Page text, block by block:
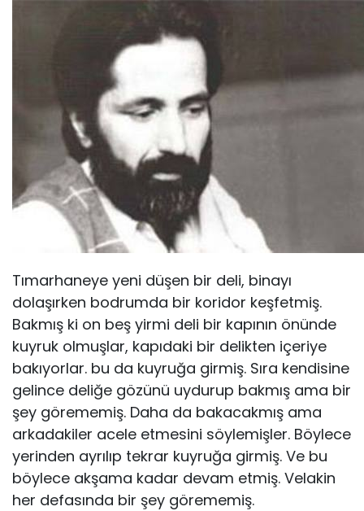
Tımarhaneye yeni düşen bir deli, binayı
dolaşırken bodrumda bir koridor keşfetmiş.
Bakmış ki on beş yirmi deli bir kapının önünde
kuyruk olmuşlar, kapıdaki bir delikten içeriye
bakıyorlar. bu da kuyruğa girmiş. Sıra kendisine
gelince deliğe gözünü uydurup bakmış ama bir
şey görememiş. Daha da bakacakmış ama
arkadakiler acele etmesini söylemişler. Böylece
yerinden ayrılıp tekrar kuyruğa girmiş. Ve bu
böylece akşama kadar devam etmiş. Velakin
her defasında bir şey görememiş.